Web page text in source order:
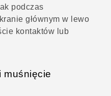
podczas
głównym w lewo
kontaktów lub
muśnięcie